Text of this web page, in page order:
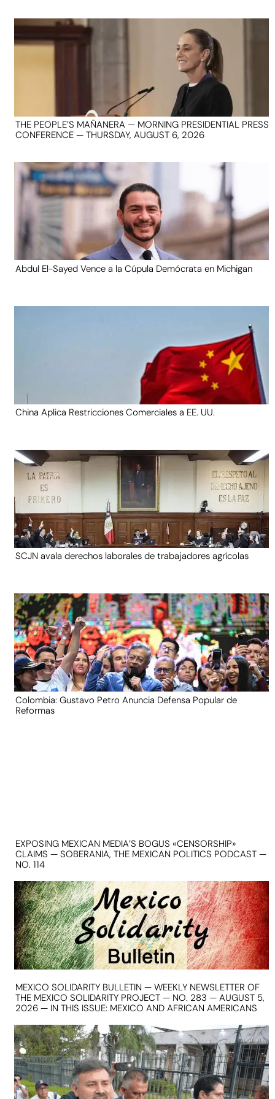
THE PEOPLE’S MAÑANERA — MORNING PRESIDENTIAL PRESS
CONFERENCE — THURSDAY, AUGUST 6, 2026
Abdul El-Sayed Vence a la Cúpula Demócrata en Michigan
China Aplica Restricciones Comerciales a EE. UU.
SCJN avala derechos laborales de trabajadores agrícolas
Colombia: Gustavo Petro Anuncia Defensa Popular de
Reformas
EXPOSING MEXICAN MEDIA’S BOGUS «CENSORSHIP»
CLAIMS — SOBERANIA, THE MEXICAN POLITICS PODCAST —
NO. 114
MEXICO SOLIDARITY BULLETIN — WEEKLY NEWSLETTER OF
THE MEXICO SOLIDARITY PROJECT — NO. 283 — AUGUST 5,
2026 — IN THIS ISSUE: MEXICO AND AFRICAN AMERICANS